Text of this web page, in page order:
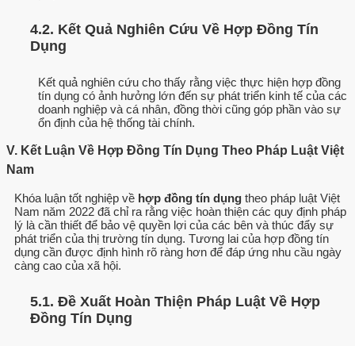
4.2. Kết Quả Nghiên Cứu Về Hợp Đồng Tín
Dụng
Kết quả nghiên cứu cho thấy rằng việc thực hiện hợp đồng
tín dụng có ảnh hưởng lớn đến sự phát triển kinh tế của các
doanh nghiệp và cá nhân, đồng thời cũng góp phần vào sự
ổn định của hệ thống tài chính.
V. Kết Luận Về Hợp Đồng Tín Dụng Theo Pháp Luật Việt
Nam
Khóa luận tốt nghiệp về hợp đồng tín dụng theo pháp luật Việt
Nam năm 2022 đã chỉ ra rằng việc hoàn thiện các quy định pháp
lý là cần thiết để bảo vệ quyền lợi của các bên và thúc đẩy sự
phát triển của thị trường tín dụng. Tương lai của hợp đồng tín
dụng cần được định hình rõ ràng hơn để đáp ứng nhu cầu ngày
càng cao của xã hội.
5.1. Đề Xuất Hoàn Thiện Pháp Luật Về Hợp
Đồng Tín Dụng